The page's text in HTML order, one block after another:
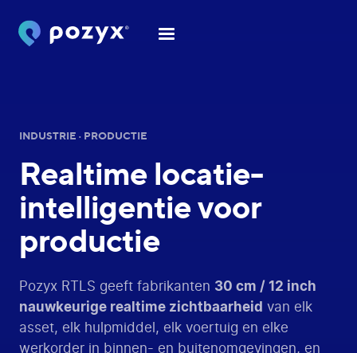
INDUSTRIE · PRODUCTIE
Realtime locatie-
intelligentievoor
productie
Pozyx RTLS geeft fabrikanten 30 cm / 12 inch
nauwkeurige realtime zichtbaarheid van elk
asset, elk hulpmiddel, elk voertuig en elke
werkorder in binnen- en buitenomgevingen, en